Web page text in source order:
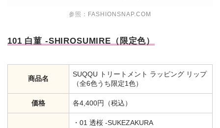
参照： FASHIONSNAP.COM
101 白菫 -SHIROSUMIRE（限定色）
商品名
SUQQU トリートメント ラッピング リップ
（全6色うち限定1色）
価格 各4,400円（税込）
・01 透桜 -SUKEZAKURA